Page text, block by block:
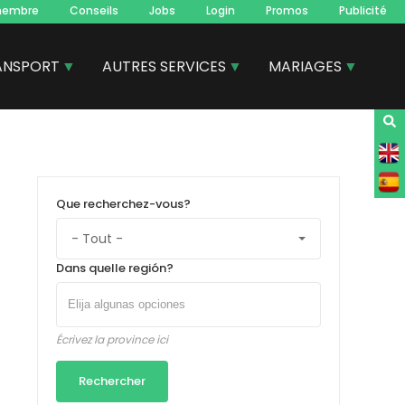
Conseils Jobs Login Promos Publicité
AUTRES SERVICES MARIAGES
Que recherchez-vous?
Dans quelle región?
Écrivez la province ici